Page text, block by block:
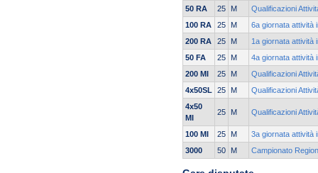
50 RA
25 M
Qualificazioni
100 RA
25 M
6a giornata attività
200 RA
25 M
1a giornata attività
50 FA
25 M
4a giornata attività
200 MI
25 M
Qualificazioni
4x50SL
25 M
Qualificazioni
4x50
MI
25 M Qualificazioni
100 MI 25 M
3a giornata attività
3000
50 M Campionato